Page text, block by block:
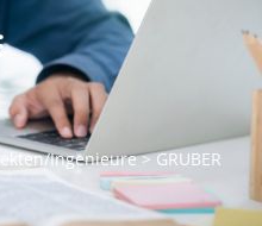
Ingenieure>GRUBER